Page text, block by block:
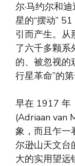
尔·马约尔和
星的“摆动”
引而产生。从
了六千多颗系
的、被忽视的
行星革命”的第
早在 1917 年
(Adriaan van
象，而且乍一
尔逊山天文台
大的实用望远